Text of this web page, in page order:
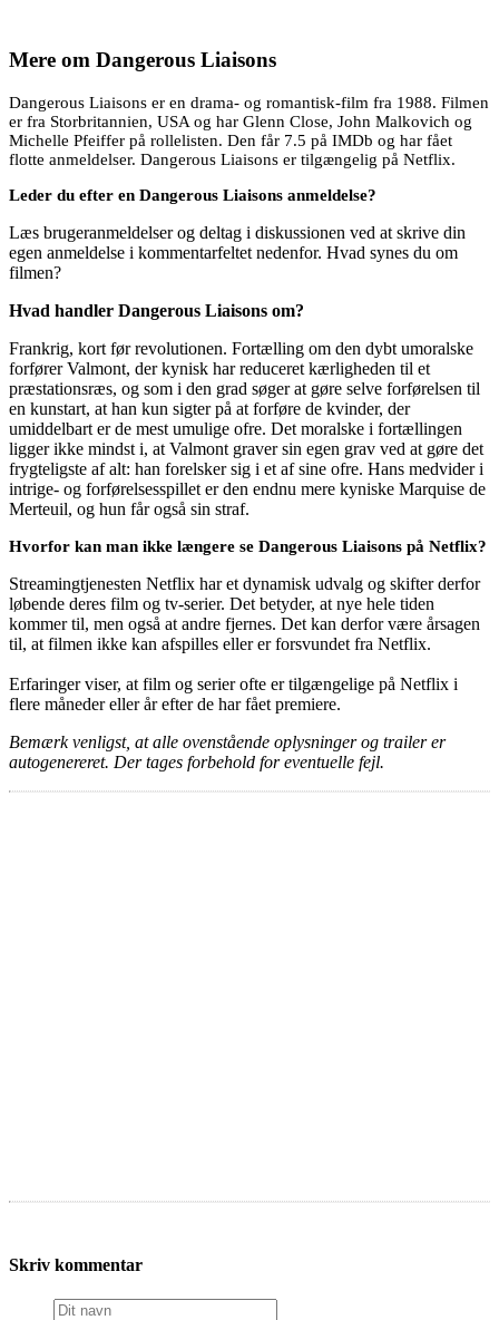
Mere om Dangerous Liaisons
Dangerous Liaisons er en drama- og romantisk-film fra 1988. Filmen
er fra Storbritannien, USA og har Glenn Close, John Malkovich og
Michelle Pfeiffer på rollelisten. Den får 7.5 på IMDb og har fået
flotte anmeldelser. Dangerous Liaisons er tilgængelig på Netflix.
Leder du efter en Dangerous Liaisons anmeldelse?
Læs brugeranmeldelser og deltag i diskussionen ved at skrive din
egen anmeldelse i kommentarfeltet nedenfor. Hvad synes du om
filmen?
Hvad handler Dangerous Liaisons om?
Frankrig, kort før revolutionen. Fortælling om den dybt umoralske
forfører Valmont, der kynisk har reduceret kærligheden til et
præstationsræs, og som i den grad søger at gøre selve forførelsen til
en kunstart, at han kun sigter på at forføre de kvinder, der
umiddelbart er de mest umulige ofre. Det moralske i fortællingen
ligger ikke mindst i, at Valmont graver sin egen grav ved at gøre det
frygteligste af alt: han forelsker sig i et af sine ofre. Hans medvider i
intrige- og forførelsesspillet er den endnu mere kyniske Marquise de
Merteuil, og hun får også sin straf.
Hvorfor kan man ikke længere se Dangerous Liaisons på Netflix?
Streamingtjenesten Netflix har et dynamisk udvalg og skifter derfor
løbende deres film og tv-serier. Det betyder, at nye hele tiden
kommer til, men også at andre fjernes. Det kan derfor være årsagen
til, at filmen ikke kan afspilles eller er forsvundet fra Netflix.
Erfaringer viser, at film og serier ofte er tilgængelige på Netflix i
flere måneder eller år efter de har fået premiere.
Bemærk venligst, at alle ovenstående oplysninger og trailer er
autogenereret. Der tages forbehold for eventuelle fejl.
Skriv kommentar